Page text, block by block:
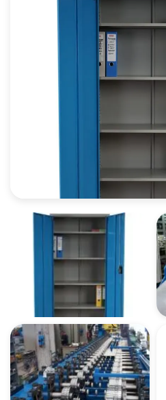
APRI LA GALLERIA DI IMMAGINI